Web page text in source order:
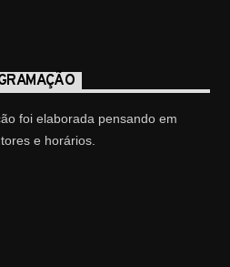
foi elaborada pensando em
e horários.